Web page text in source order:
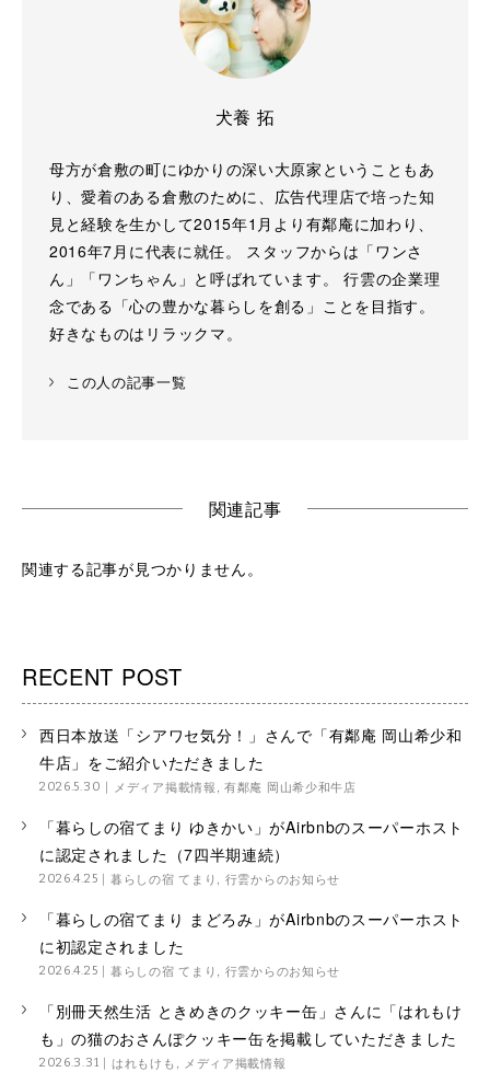
犬養 拓
母方が倉敷の町にゆかりの深い大原家ということもあ
り、愛着のある倉敷のために、広告代理店で培った知
見と経験を生かして2015年1月より有鄰庵に加わり、
2016年7月に代表に就任。 スタッフからは「ワンさ
ん」「ワンちゃん」と呼ばれています。 行雲の企業理
念である「心の豊かな暮らしを創る」ことを目指す。
好きなものはリラックマ。
この人の記事一覧
関連記事
関連する記事が見つかりません。
RECENT POST
西日本放送「シアワセ気分！」さんで「有鄰庵 岡山希少和
牛店」をご紹介いただきました
2026.5.30 メディア掲載情報,有鄰庵 岡山希少和牛店
「暮らしの宿てまり ゆきかい」がAirbnbのスーパーホスト
に認定されました（7四半期連続）
2026.4.25 暮らしの宿 てまり , 行雲からのお知らせ
「暮らしの宿てまり まどろみ」がAirbnbのスーパーホスト
に初認定されました
2026.4.25 暮らしの宿 てまり , 行雲からのお知らせ
「別冊天然生活 ときめきのクッキー缶」さんに「はれもけ
も」の猫のおさんぽクッキー缶を掲載していただきました
2026.3.31 はれもけも , メディア掲載情報